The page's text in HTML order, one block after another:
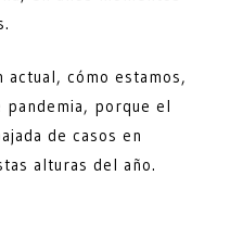
cómo estamos,
porque el
de casos en
alturas del año.